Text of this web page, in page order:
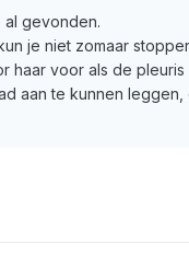
al gevonden.
je niet zomaar
haar voor als de
aan te kunnen